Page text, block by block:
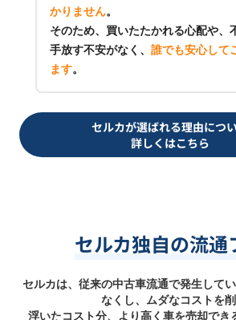
かりません。
そのため、買いたたかれる心配や、
手放す不安がなく、 誰でも安心して
ます。
セルカが選ばれる理由につ
詳しくはこちら
セルカ独自の流通
セルカは、従来の中古車流通で発生して
なくし、ムダなコストを削
浮いたコスト分、より高く車を売却でき